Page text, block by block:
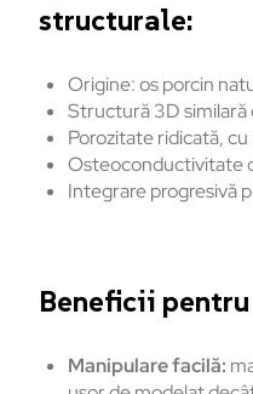
structurale:
Origine: os porcin
Structură 3D similară
Porozitate ridicată,
Osteoconductivitate
Integrare progresivă
Beneficii
Manipulare facilă: